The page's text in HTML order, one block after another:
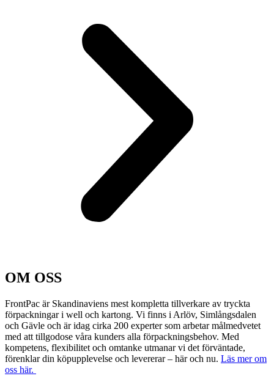
OM OSS
FrontPac är Skandinaviens mest kompletta tillverkare av tryckta
förpackningar i well och kartong. Vi finns i Arlöv, Simlångsdalen
och Gävle och är idag cirka 200 experter som arbetar målmedvetet
med att tillgodose våra kunders alla förpackningsbehov. Med
kompetens, flexibilitet och omtanke utmanar vi det förväntade,
förenklar din köpupplevelse och levererar – här och nu. Läs mer om
oss här.